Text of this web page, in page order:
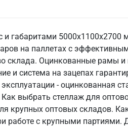
и габаритами
на паллетах с
склада. Оцинкованные рамы
и система на зацепах
- оцинкованная
выбрать стеллаж для
крупных оптовых складов.
работе с крупными